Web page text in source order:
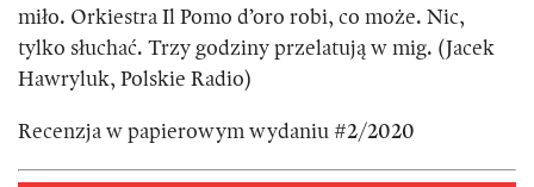
miło. Orkiestra Il Pomo d’oro robi, co może. Nic,
tylko słuchać. Trzy godziny przelatują w mig. (Jacek
Hawryluk, Polskie Radio)
Recenzja w papierowym wydaniu #2/2020